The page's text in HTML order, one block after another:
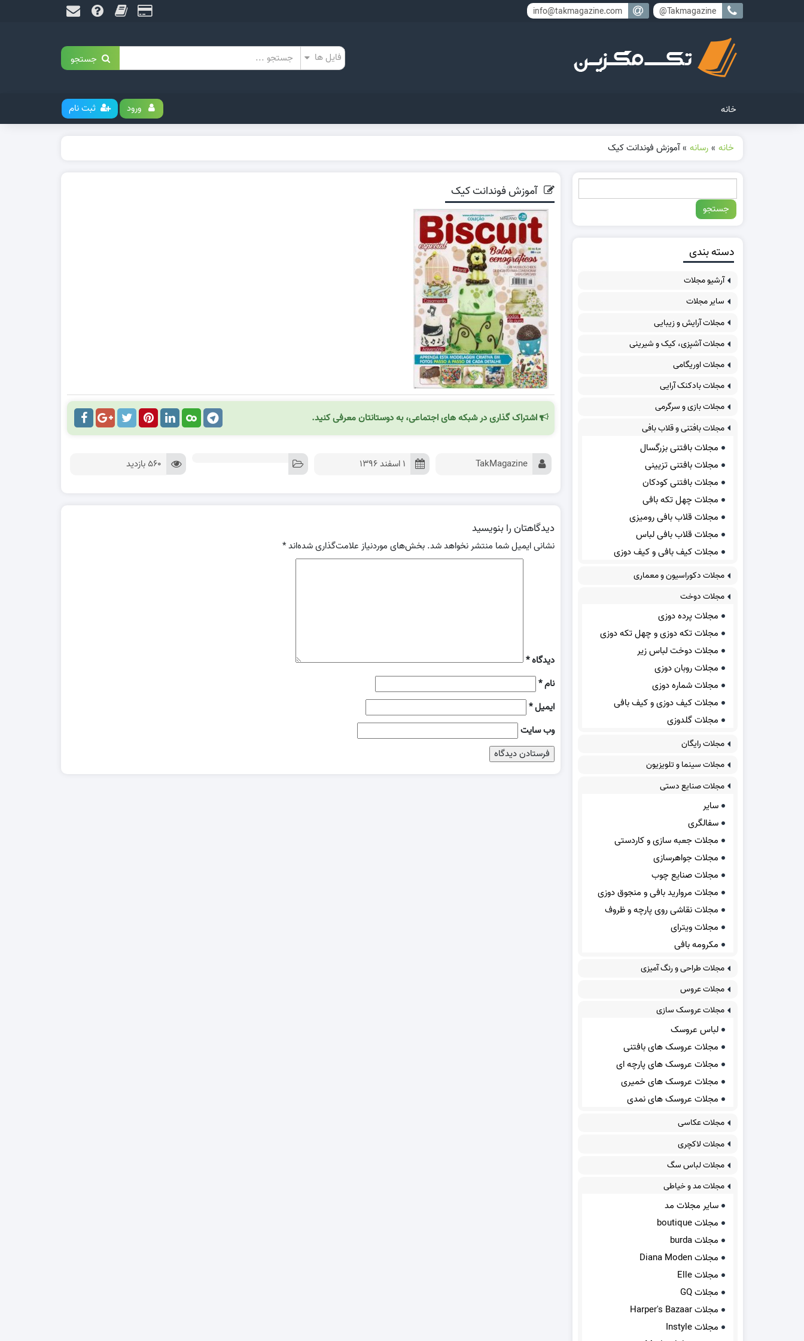
Takmagazine@
info@takmagazine.com
جستجو
خانه ورود ثبت نام
خانه » رسانه » آموزش فوندانت کیک
آموزش فوندانت کیک
اشتراک گذاری در شبکه های اجتماعی، به دوستانتان معرفی کنید.
TakMagazine ۱ اسفند ۱۳۹۶ 560 بازدید
دیدگاهتان را بنویسید
نشانی ایمیل شما منتشر نخواهد شد. بخش‌های موردنیاز علامت‌گذاری شده‌اند*
دیدگاه*
نام*
ایمیل*
وب‌ سایت
دسته بندی
آرشیو مجلات
سایر مجلات
مجلات آرایش و زیبایی
مجلات آشپزی، کیک و شیرینی
مجلات اوریگامی
مجلات بادکنک آرایی
مجلات بازی و سرگرمی
مجلات بافتنی و قلاب بافی
مجلات بافتنی بزرگسال
مجلات بافتنی تزیینی
مجلات بافتنی کودکان
مجلات چهل تکه بافی
مجلات قلاب بافی رومیزی
مجلات قلاب بافی لباس
مجلات کیف بافی و کیف دوزی
مجلات دکوراسیون و معماری
مجلات دوخت
مجلات پرده دوزی
مجلات تکه دوزی و چهل تکه دوزی
مجلات دوخت لباس زیر
مجلات روبان دوزی
مجلات شماره دوزی
مجلات کیف دوزی و کیف بافی
مجلات گلدوزی
مجلات رایگان
مجلات سینما و تلویزیون
مجلات صنایع دستی
سایر
سفالگری
مجلات جعبه سازی و کاردستی
مجلات جواهرسازی
مجلات صنایع چوب
مجلات مروارید بافی و منجوق دوزی
مجلات نقاشی روی پارچه و ظروف
مجلات ویترای
مکرومه بافی
مجلات طراحی و رنگ آمیزی
مجلات عروس
مجلات عروسک سازی
لباس عروسک
مجلات عروسک های بافتنی
مجلات عروسک های پارچه ای
مجلات عروسک های خمیری
مجلات عروسک های نمدی
مجلات عکاسی
مجلات لاکچری
مجلات لباس سگ
مجلات مد و خیاطی
سایر مجلات مد
مجلات boutique
مجلات burda
مجلات Diana Moden
مجلات Elle
مجلات GQ
مجلات Harper's Bazaar
مجلات Instyle